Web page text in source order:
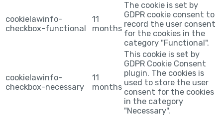
cookielawinfo-
checkbox-functional
11
months
The cookie is set by
GDPR cookie consent to
record the user consent
for the cookies in the
category "Functional".
cookielawinfo-
checkbox-necessary
11
months
This cookie is set by
GDPR Cookie Consent
plugin. The cookies is
used to store the user
consent for the cookies
in the category
"Necessary".